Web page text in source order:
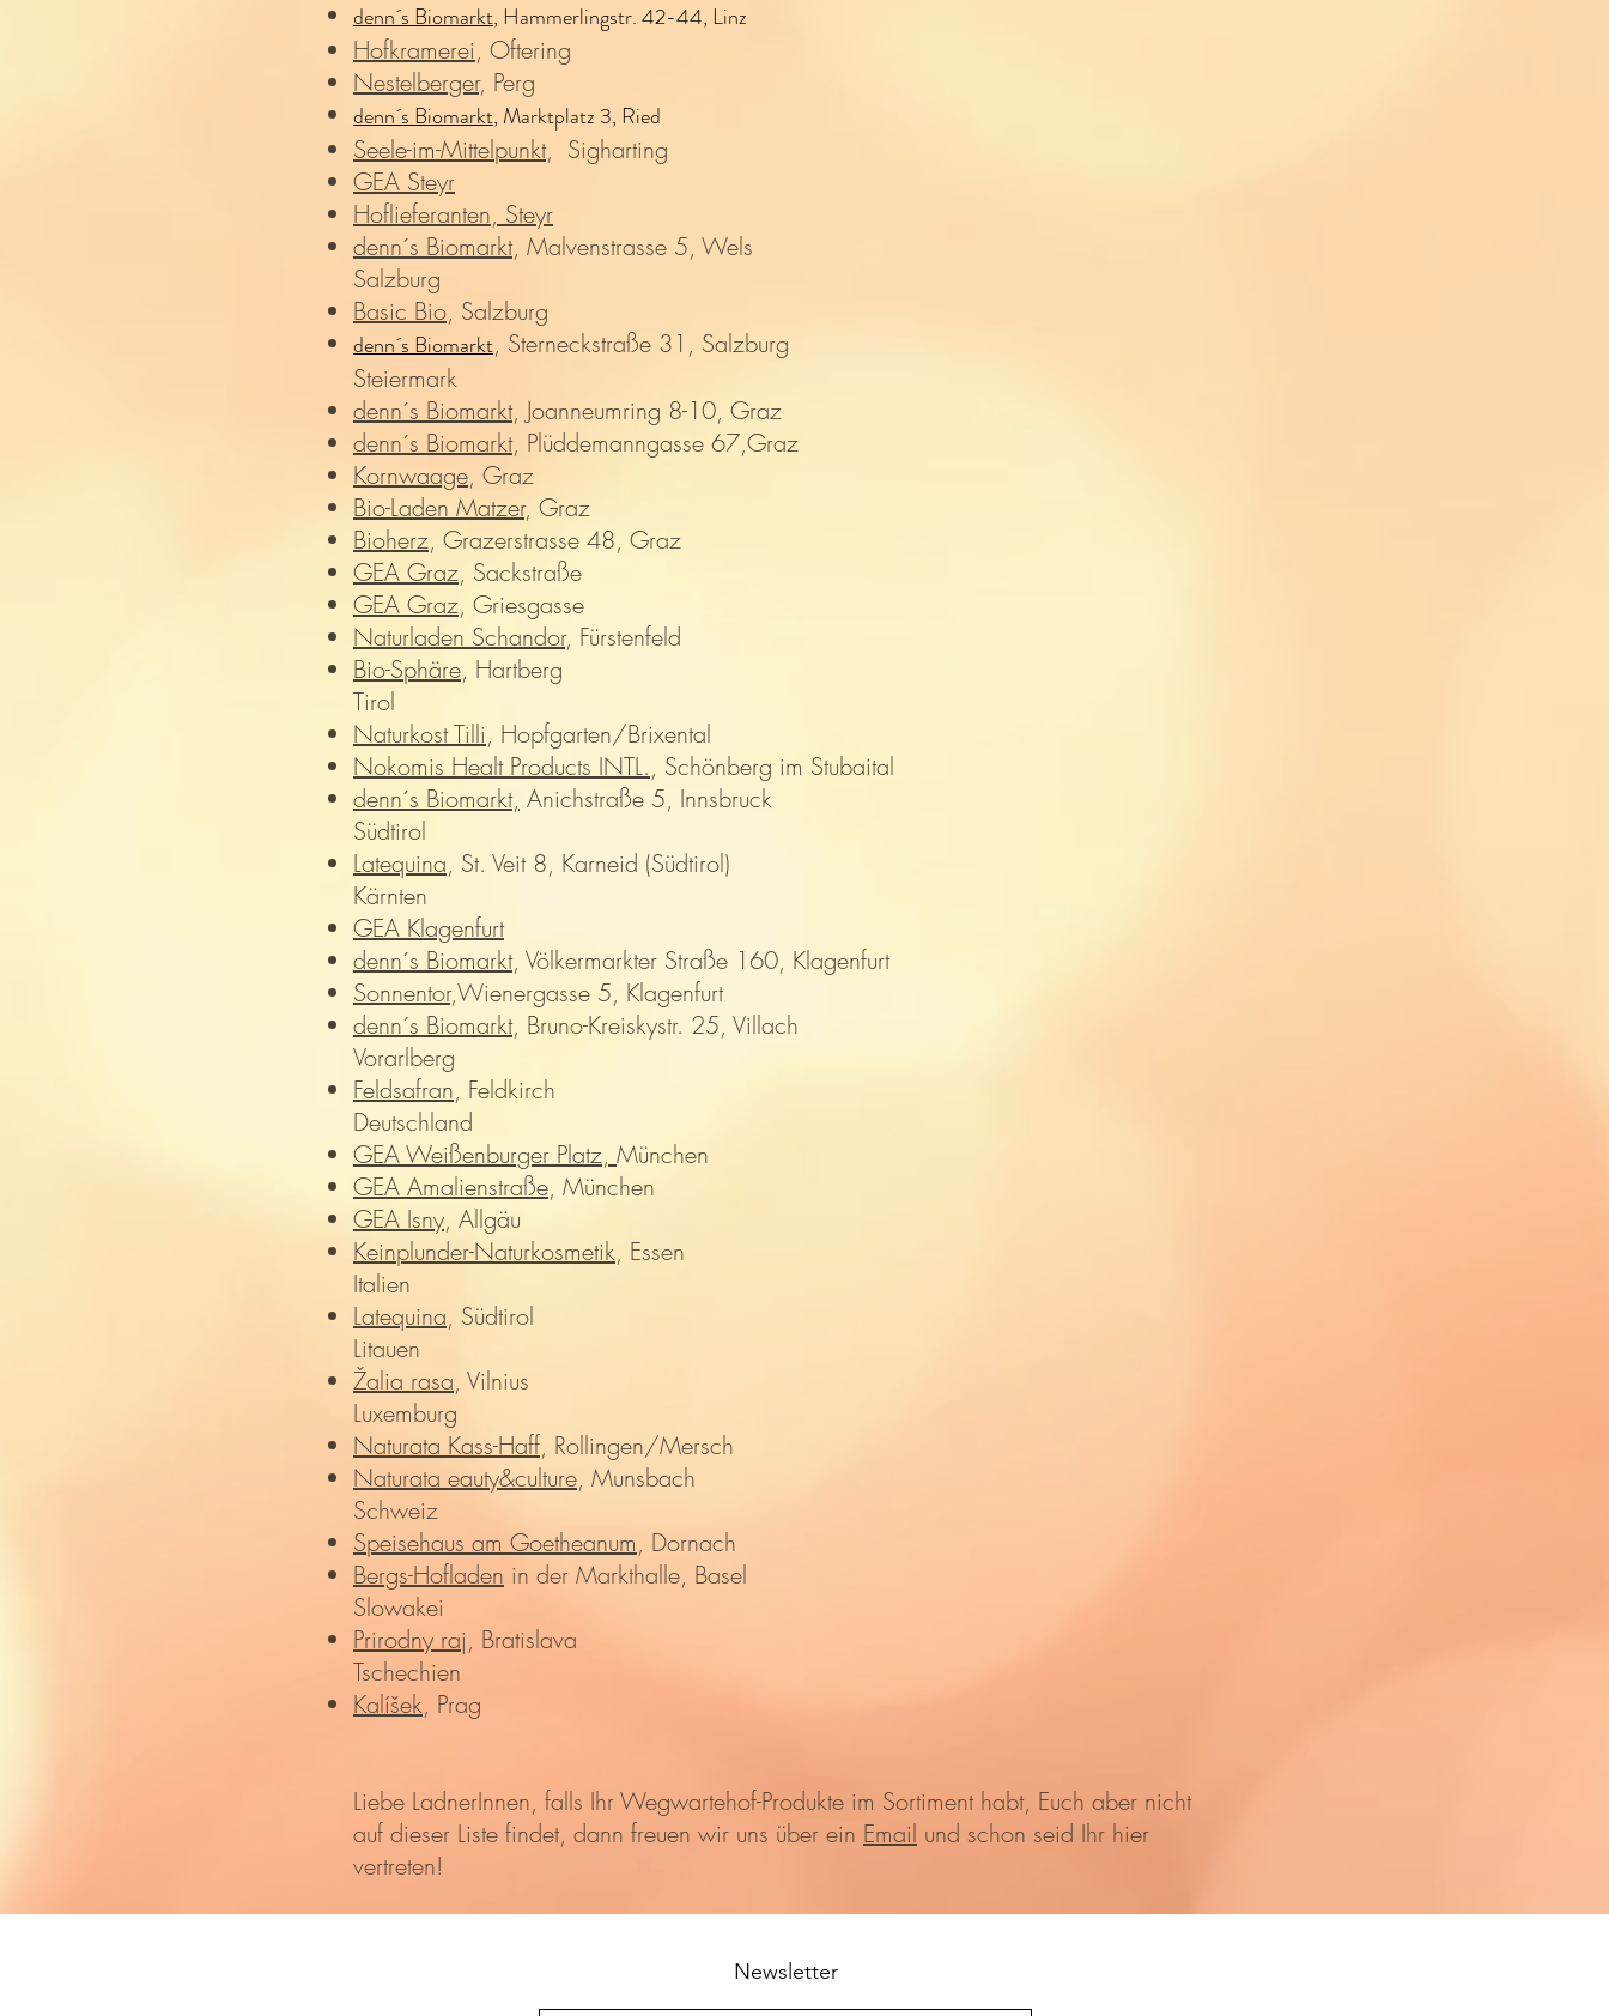
denn´s Biomarkt, Hammerlingstr. 42-44, Linz
Hofkramerei, Oftering
Nestelberger, Perg
denn´s Biomarkt, Marktplatz 3, Ried
Seele-im-Mittelpunkt, Sigharting
GEA Steyr
Hoflieferanten, Steyr
denn´s Biomarkt, Malvenstrasse 5, Wels
Salzburg
Basic Bio, Salzburg
denn´s Biomarkt, Sterneckstraße 31, Salzburg
Steiermark
denn´s Biomarkt, Joanneumring 8-10, Graz
denn´s Biomarkt, Plüddemanngasse 67,Graz
Kornwaage, Graz
Bio-Laden Matzer, Graz
Bioherz, Grazerstrasse 48, Graz
GEA Graz, Sackstraße
GEA Graz, Griesgasse
Naturladen Schandor, Fürstenfeld
Bio-Sphäre, Hartberg
Tirol
Naturkost Tilli, Hopfgarten/Brixental
Nokomis Healt Products INTL., Schönberg im Stubaital
denn´s Biomarkt, Anichstraße 5, Innsbruck
Südtirol
Latequina, St. Veit 8, Karneid (Südtirol)
Kärnten
GEA Klagenfurt
denn´s Biomarkt, Völkermarkter Straße 160, Klagenfurt
Sonnentor,Wienergasse 5, Klagenfurt
denn´s Biomarkt, Bruno-Kreiskystr. 25, Villach
Vorarlberg
Feldsafran, Feldkirch
Deutschland
GEA Weißenburger Platz, München
GEA Amalienstraße, München
GEA Isny, Allgäu
Keinplunder-Naturkosmetik, Essen
Italien
Latequina, Südtirol
Litauen
Žalia rasa, Vilnius
Luxemburg
Naturata Kass-Haff, Rollingen/Mersch
Naturata eauty&culture, Munsbach
Schweiz
Speisehaus am Goetheanum, Dornach
Bergs-Hofladen in der Markthalle, Basel
Slowakei
Prirodny raj, Bratislava
Tschechien
Kalíšek, Prag
Liebe LadnerInnen, falls Ihr Wegwartehof-Produkte im Sortiment habt, Euch aber nicht
auf dieser Liste findet, dann freuen wir uns über ein Email und schon seid Ihr hier
vertreten!
Newsletter